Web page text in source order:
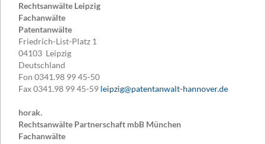
Rechtsanwälte Leipzig
Fachanwälte
Patentanwälte
Friedrich-List-Platz 1
04103 Leipzig
Deutschland
Fon 0341.98 99 45-50
Fax0341.98 99 45-59 leipzig@patentanwalt-hannover.de
horak.
Rechtsanwälte Partnerschaft mbB München
Fachanwälte